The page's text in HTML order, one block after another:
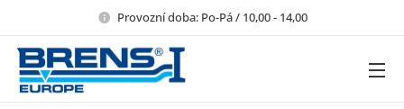
Provozní doba: Po-Pá / 10,00 - 14,00